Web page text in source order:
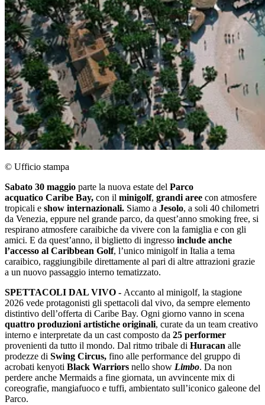
© Ufficio stampa
Sabato 30 maggio parte la nuova estate del Parco
acquatico Caribe Bay, con il minigolf, grandi aree con atmosfere
tropicali e show internazionali. Siamo a Jesolo, a soli 40 chilometri
da Venezia, eppure nel grande parco, da quest’anno smoking free, si
respirano atmosfere caraibiche da vivere con la famiglia e con gli
amici. E da quest’anno, il biglietto di ingresso include anche
l’accesso al Caribbean Golf, l’unico minigolf in Italia a tema
caraibico, raggiungibile direttamente al pari di altre attrazioni grazie
a un nuovo passaggio interno tematizzato.
SPETTACOLI DAL VIVO - Accanto al minigolf, la stagione
2026 vede protagonisti gli spettacoli dal vivo, da sempre elemento
distintivo dell’offerta di Caribe Bay. Ogni giorno vanno in scena
quattro produzioni artistiche originali, curate da un team creativo
interno e interpretate da un cast composto da 25 performer
provenienti da tutto il mondo. Dal ritmo tribale di Huracan alle
prodezze di Swing Circus, fino alle performance del gruppo di
acrobati kenyoti Black Warriors nello show Limbo. Da non
perdere anche Mermaids a fine giornata, un avvincente mix di
coreografie, mangiafuoco e tuffi, ambientato sull’iconico galeone del
Parco.